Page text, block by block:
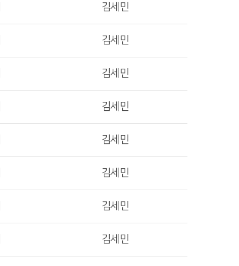
김세민
김세민
김세민
김세민
김세민
김세민
김세민
김세민